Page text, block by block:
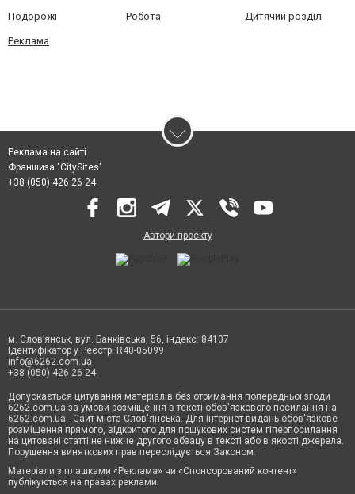
Подорожі Робота Дитячий розділ
Реклама
Реклама на сайті
Франшиза "CitySites"
+38 (050) 426 26 24
Автори проєкту
м. Слов’янськ, вул. Банківська, 56, індекс: 84107
Ідентифікатор у Реєстрі R40-05099
info@6262.com.ua
+38 (050) 426 26 24
Допускається цитування матеріалів без отримання попередньої згоди
6262.com.ua за умови розміщення в тексті обов'язкового посилання на
6262.com.ua - Сайт міста Слов'янська. Для інтернет-видань обов'язкове
розміщення прямого, відкритого для пошукових систем гіперпосилання
на цитовані статті не нижче другого абзацу в тексті або в якості джерела.
Порушення виняткових прав переслідується Законом.
Матеріали з плашками «Реклама» чи «Спонсорований контент»
публікуються на правах реклами.